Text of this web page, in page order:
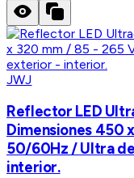
JWJ
Reflector LED
Dimensiones 450
50/60Hz / Ultra
interior.